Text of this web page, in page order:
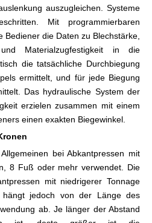
auszugleichen. Systeme
Mit programmierbaren
Bediener die Daten zu Blechstärke,
Materialzugfestigkeit in die
die tatsächliche Durchbiegung
ermittelt, und für jede Biegung
Das hydraulische System der
erzielen zusammen mit einem
einen exakten Biegewinkel.
bei Abkantpressen mit
8 Fuß oder mehr verwendet. Die
mit niedrigerer Tonnage
hängt jedoch von der Länge des
ab. Je länger der Abstand